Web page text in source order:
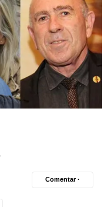
Comentar ·